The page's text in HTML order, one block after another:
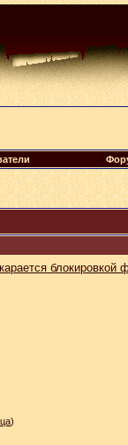
блокировкой
)